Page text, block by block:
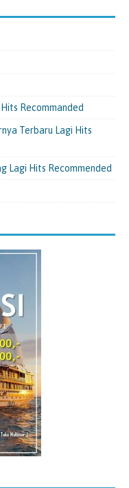
Recommanded
Terbaru Lagi Hits
Lagi Hits Recommended